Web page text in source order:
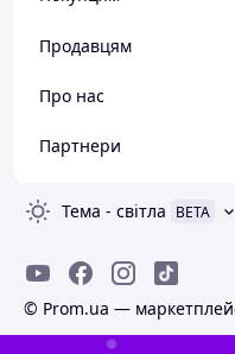
Продавцям
Про нас
Партнери
Тема - світла BETA
© Prom.ua —